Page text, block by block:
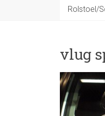
Rolstoel/
vlug